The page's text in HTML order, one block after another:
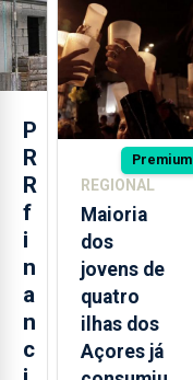
P
R
R
f
i
n
a
n
c
após
missão na
Roménia
Premium
REGIONAL
Maioria
dos
jovens de
quatro
ilhas dos
Açores já